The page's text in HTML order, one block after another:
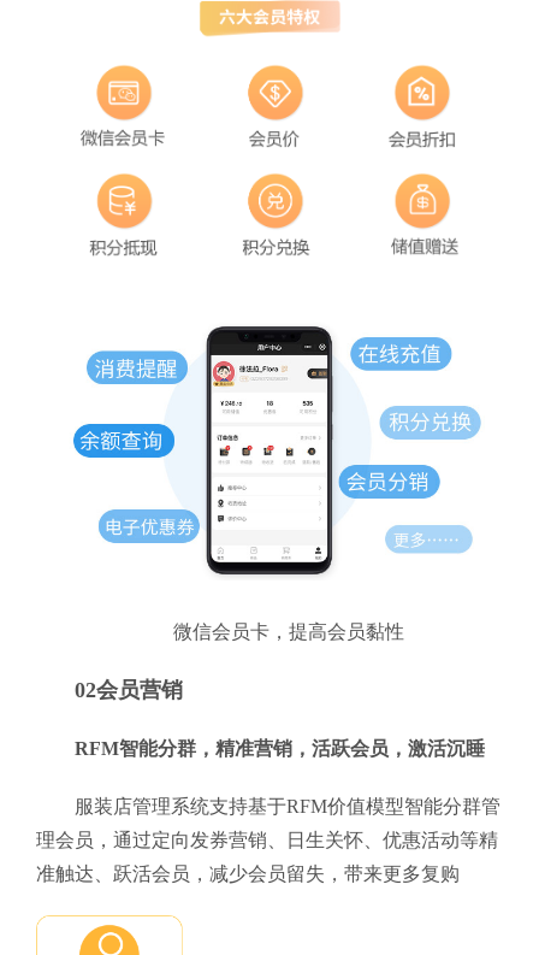
微信会员卡，提高会员黏性
02会员营销
RFM智能分群，精准营销，活跃会员，激活沉睡
服装店管理系统支持基于RFM价值模型智能分群管
理会员，通过定向发券营销、日生关怀、优惠活动等精
准触达、跃活会员，减少会员留失，带来更多复购